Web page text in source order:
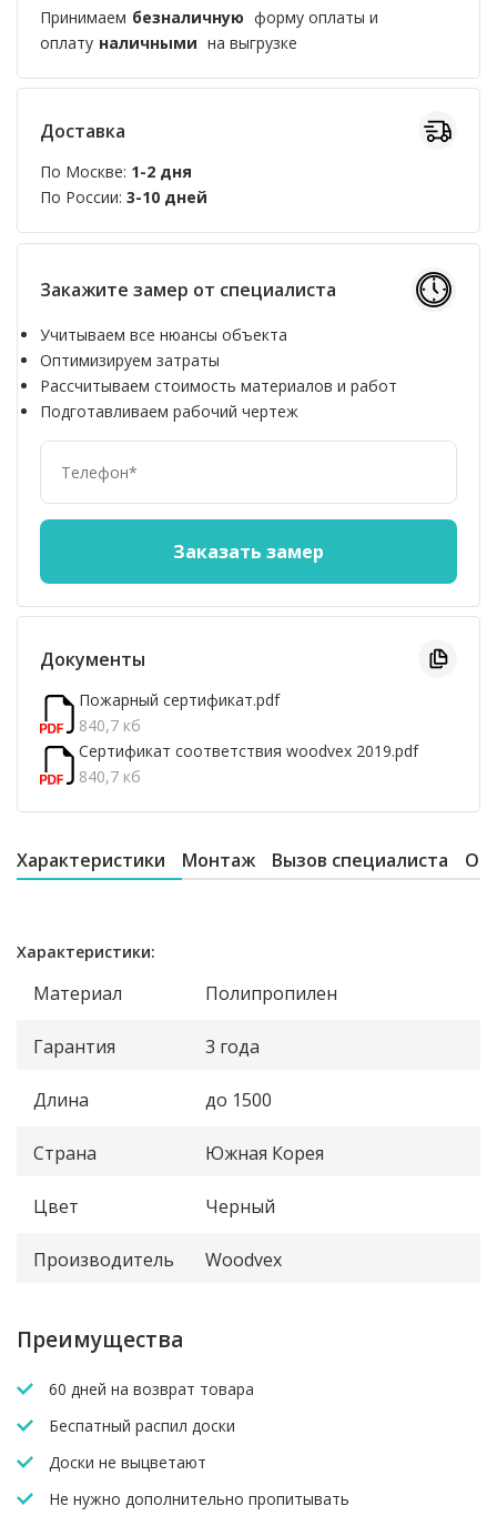
Принимаем безналичную форму оплаты и
оплату наличными на выгрузке
Доставка
По Москве: 1-2 дня
По России: 3-10 дней
Закажите замер от специалиста
Учитываем все нюансы объекта
Оптимизируем затраты
Рассчитываем стоимость материалов и работ
Подготавливаем рабочий чертеж
Документы
Пожарный сертификат.pdf
840,7 кб
Сертификат соответствия woodvex 2019.pdf
840,7 кб
Характеристики Монтаж Вызов специалиста
Характеристики:
Материал Полипропилен
Гарантия 3 года
Длина до 1500
Страна Южная Корея
Цвет Черный
Производитель Woodvex
Преимущества
60 дней на возврат товара
Беспатный распил доски
Доски не выцветают
Не нужно дополнительно пропитывать